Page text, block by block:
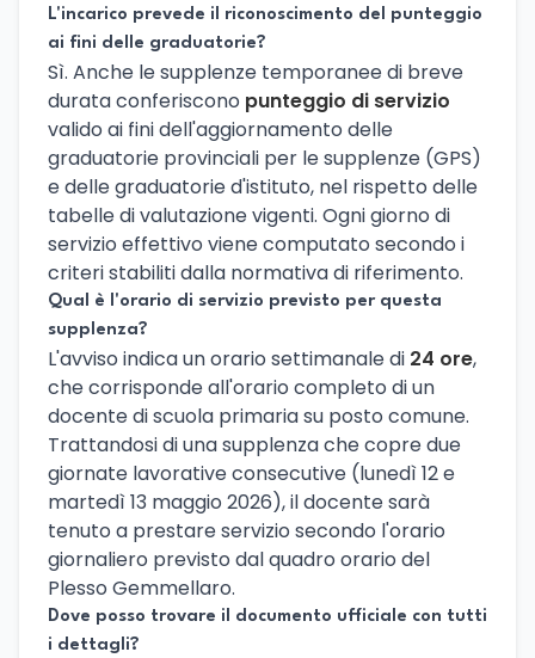
L'incarico prevede il riconoscimento del punteggio
ai fini delle graduatorie?
Sì. Anche le supplenze temporanee di breve
durata conferiscono punteggio di servizio
valido ai fini dell'aggiornamento delle
graduatorie provinciali per le supplenze (GPS)
e delle graduatorie d'istituto, nel rispetto delle
tabelle di valutazione vigenti. Ogni giorno di
servizio effettivo viene computato secondo i
criteri stabiliti dalla normativa di riferimento.
Qual è l'orario di servizio previsto per questa
supplenza?
L'avviso indica un orario settimanale di 24 ore,
che corrisponde all'orario completo di un
docente di scuola primaria su posto comune.
Trattandosi di una supplenza che copre due
giornate lavorative consecutive (lunedì 12 e
martedì 13 maggio 2026), il docente sarà
tenuto a prestare servizio secondo l'orario
giornaliero previsto dal quadro orario del
Plesso Gemmellaro.
Dove posso trovare il documento ufficiale con tutti
i dettagli?